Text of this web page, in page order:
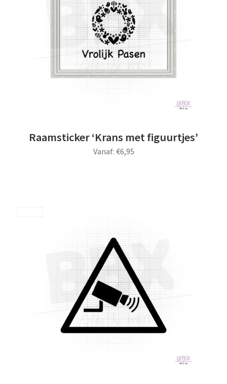
Raamsticker ‘Krans met figuurtjes’
Vanaf: €6,95
Deze
optie
kan
gekozen
worden
op
de
productpagina